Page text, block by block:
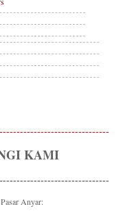
KAMI
Anyar: